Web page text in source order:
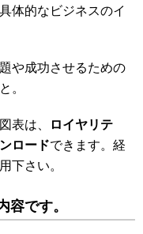
体的なビジネスのイ
や成功させるための
。
表は、
ロイヤリテ
ロードできます。経
下さい。
容です。